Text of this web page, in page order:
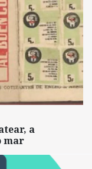
a
mar